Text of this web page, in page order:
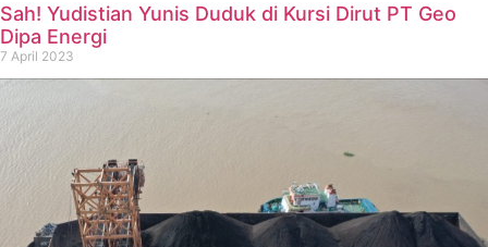
Sah! Yudistian Yunis Duduk di Kursi Dirut PT Geo
Dipa Energi
7 April 2023